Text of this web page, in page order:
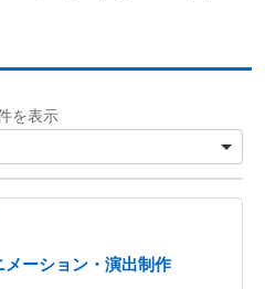
を表示
ーション・演出制作